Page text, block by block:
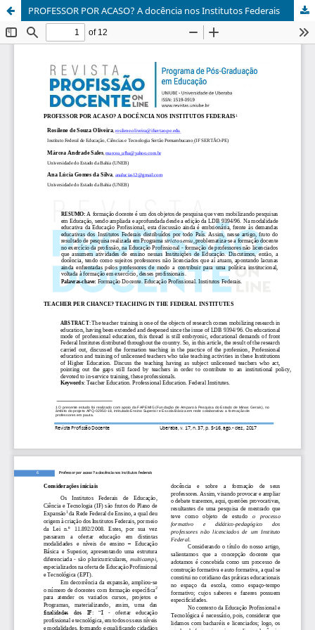
PROFESSOR POR ACASO? A docência nos Institutos Federais